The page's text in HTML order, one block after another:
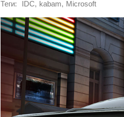
Теги: IDC, kabam, Microsoft